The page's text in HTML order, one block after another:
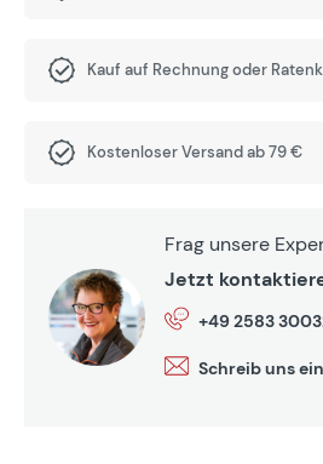
Kauf auf Rechnung oder
Kostenloser Versand ab 79 €
Frag unsere
Jetzt
+49 2583
Schreib uns